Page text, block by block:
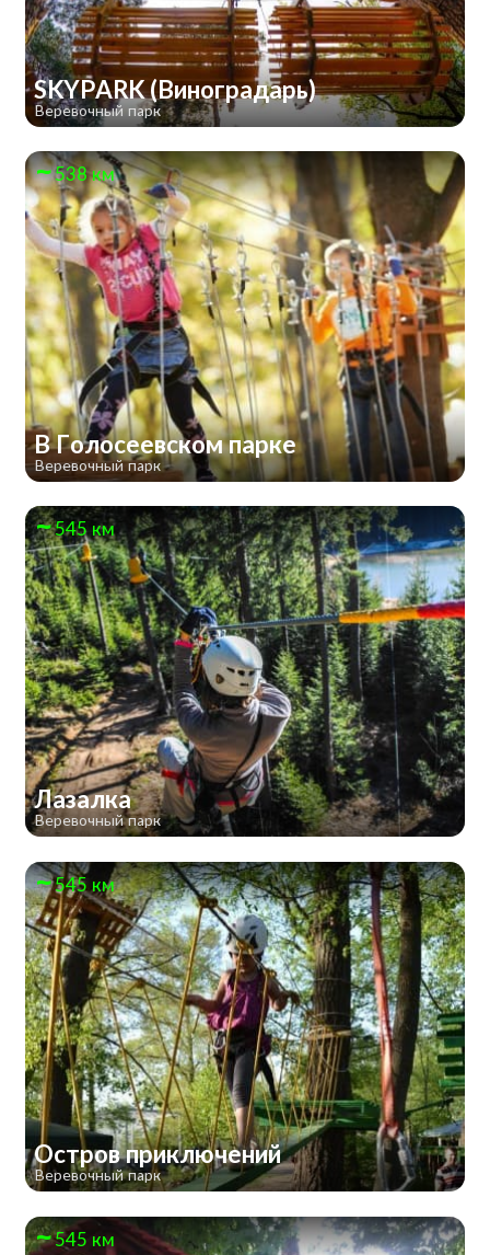
SKYPARK (Виноградарь)
Веревочный парк
538 км
В Голосеевском парке
Веревочный парк
545 км
Лазалка
Веревочный парк
545 км
Остров приключений
Веревочный парк
545 км